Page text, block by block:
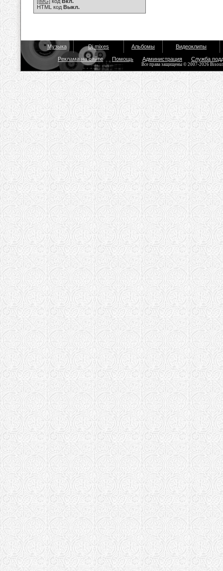
HTML код Выкл.
Музыка Dj mixes Альбомы Видеоклипы
Реклама на сайте Помощь Администрация Служба
Все права защищены © 2007-2026